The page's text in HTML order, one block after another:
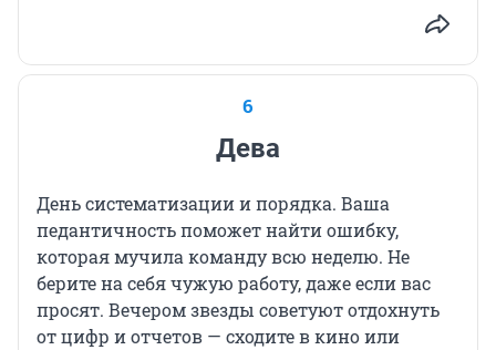
6
Дева
День систематизации и порядка. Ваша
педантичность поможет найти ошибку,
которая мучила команду всю неделю. Не
берите на себя чужую работу, даже если вас
просят. Вечером звезды советуют отдохнуть
от цифр и отчетов — сходите в кино или